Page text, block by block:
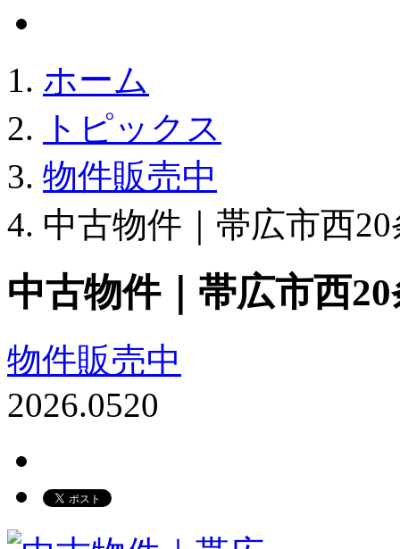
ホーム
トピックス
物件販売中
中古物件｜帯広市西
中古物件｜帯広市西
物件販売中
2026.0520